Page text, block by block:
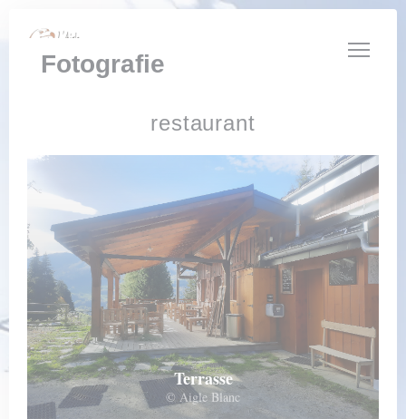
Fotografie
restaurant
Terrasse
© Aigle Blanc